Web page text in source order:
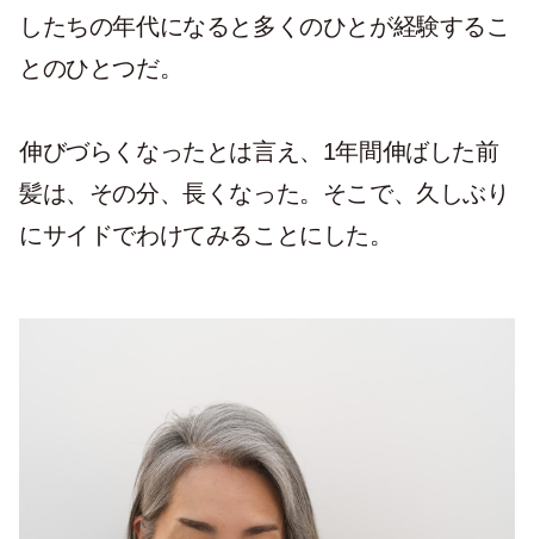
したちの年代になると多くのひとが経験するこ
とのひとつだ。
伸びづらくなったとは言え、1年間伸ばした前
髪は、その分、長くなった。そこで、久しぶり
にサイドでわけてみることにした。